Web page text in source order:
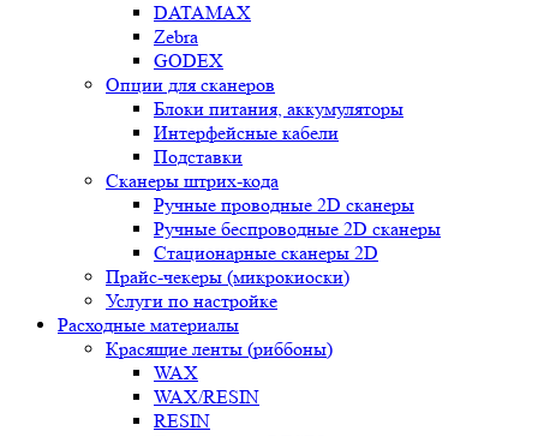
DATAMAX
Zebra
GODEX
Опции для сканеров
Блоки питания, аккумуляторы
Интерфейсные кабели
Подставки
Сканеры штрих-кода
Ручные проводные 2D сканеры
Ручные беспроводные 2D сканеры
Стационарные сканеры 2D
Прайс-чекеры (микрокиоски)
Услуги по настройке
Расходные материалы
Красящие ленты (риббоны)
WAX
WAX/RESIN
RESIN